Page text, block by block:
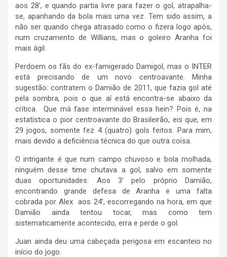
aos 28’, e quando partia livre para fazer o gol, atrapalha-
se, apanhando da bola mais uma vez. Tem sido assim, a
não ser quando chega atrasado como o fizera logo após,
num cruzamento de Willians, mas o goleiro Aranha foi
mais ágil.
Perdoem os fãs do ex-famigerado Damigol, mas o INTER
está precisando de um novo centroavante. Minha
sugestão: contratem o Damião de 2011, que fazia gol até
pela sombra, pois o que aí está encontra-se abaixo da
crítica. Que má fase interminável essa hein? Pois é, na
estatística o pior centroavante do Brasileirão, eis que, em
29 jogos, somente fez 4 (quatro) gols feitos. Para mim,
mais devido a deficiência técnica do que outra coisa.
O intrigante é que num campo chuvoso e bola molhada,
ninguém desse time chutava a gol, salvo em somente
duas oportunidades: Aos 3’ pelo próprio Damião,
encontrando grande defesa de Aranha e uma falta
cobrada por Alex aos 24’, escorregando na hora, em que
Damião ainda tentou tocar, mas como tem
sistematicamente acontecido, erra e perde o gol.
Juan ainda deu uma cabeçada perigosa em escanteio no
início do jogo.